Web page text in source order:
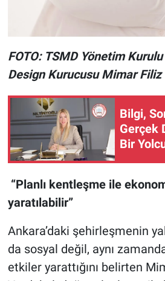
FOTO: TSMD Yönetim
Design Kurucusu Mimar
Bilgi,
Gerçek Değer Üzerine
Bir
“Planlı kentleşme ile
yaratılabilir”
Ankara’daki şehirleşmenin
da sosyal değil, aynı
etkiler yarattığını belirten